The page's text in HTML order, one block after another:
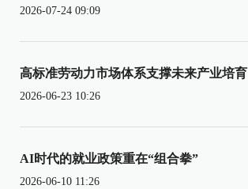
2026-07-24 09:09
高标准劳动力市场体系支撑未来产业培育
2026-06-23 10:26
AI时代的就业政策重在“组合拳”
2026-06-10 11:26